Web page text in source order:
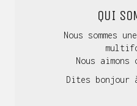
QUI
Nous sommes
Nous
Dites bonjour